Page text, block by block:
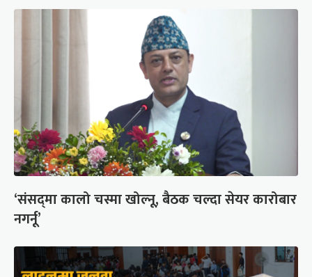
‘संसद्‍मा कालो चस्मा खोल्नू, बैठक चल्दा सेयर कारोबार
नगर्नू’